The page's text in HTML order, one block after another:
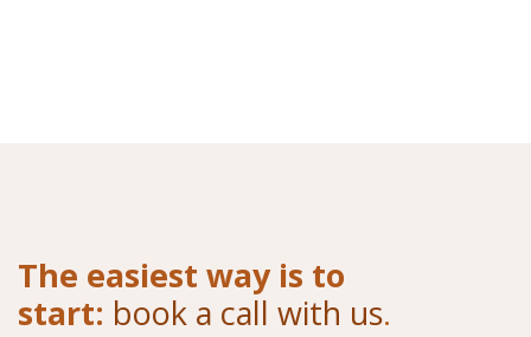
The easiest way is to
start: book a call with us.